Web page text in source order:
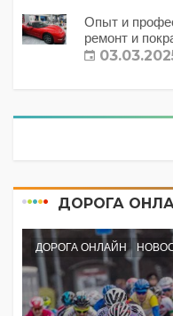
Опыт и
ремонт и
ДОРОГА
ДОРОГА ОНЛАЙН